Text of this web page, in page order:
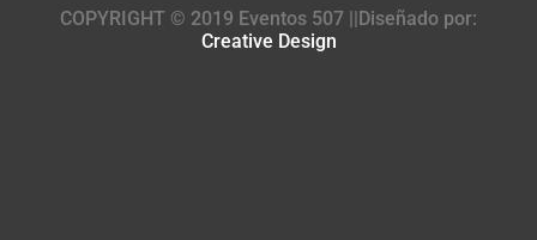
COPYRIGHT © 2019 Eventos 507 ||Diseñado por:
Creative Design